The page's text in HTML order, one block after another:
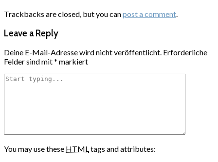
Trackbacks are closed, but you canpost a comment.
Leave a Reply
Deine E-Mail-Adresse wird nicht veröffentlicht. Erforderliche
Felder sind mit* markiert
You may use these HTMLtags and attributes: